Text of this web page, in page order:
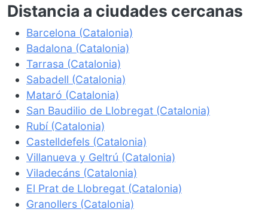
Distancia a ciudades cercanas
Barcelona (Catalonia)
Badalona (Catalonia)
Tarrasa (Catalonia)
Sabadell (Catalonia)
Mataró (Catalonia)
San Baudilio de Llobregat (Catalonia)
Rubí (Catalonia)
Castelldefels (Catalonia)
Villanueva y Geltrú (Catalonia)
Viladecáns (Catalonia)
El Prat de Llobregat (Catalonia)
Granollers (Catalonia)